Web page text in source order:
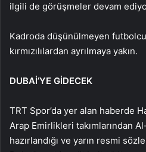
ilgili de görüşmeler devam
Kadroda düşünülmeyen
kırmızılılardan ayrılmaya yakın.
DUBAİ’YE GİDECEK
TRT Spor’da yer alan haberde
Arap Emirlikleri takımlarından
hazırlandığı ve yarın resmi